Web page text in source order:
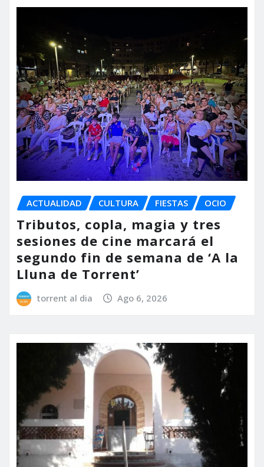
ACTUALIDAD CULTURA FIESTAS OCIO
Tributos, copla, magia y tres
sesiones de cine marcará el
segundo fin de semana de ‘A la
Lluna de Torrent’
torrent al dia Ago 6, 2026